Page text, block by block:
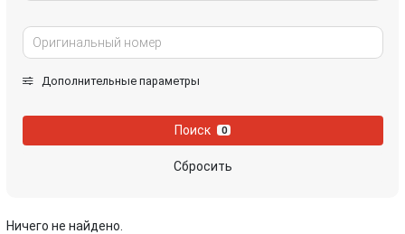
Дополнительные параметры
Поиск 0
Сбросить
Ничего не найдено.